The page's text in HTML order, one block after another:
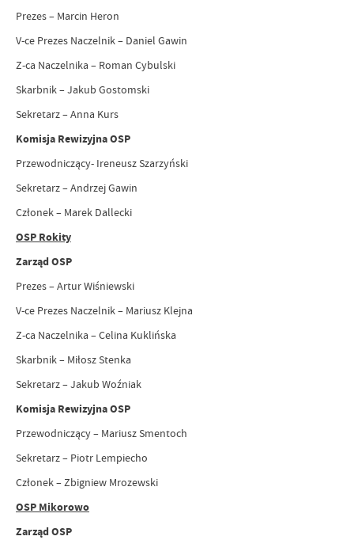
Prezes – Marcin Heron
V-ce Prezes Naczelnik – Daniel Gawin
Z-ca Naczelnika – Roman Cybulski
Skarbnik – Jakub Gostomski
Sekretarz – Anna Kurs
Komisja Rewizyjna OSP
Przewodniczący- Ireneusz Szarzyński
Sekretarz – Andrzej Gawin
Członek – Marek Dallecki
OSP Rokity
Zarząd OSP
Prezes – Artur Wiśniewski
V-ce Prezes Naczelnik – Mariusz Klejna
Z-ca Naczelnika – Celina Kuklińska
Skarbnik – Miłosz Stenka
Sekretarz – Jakub Woźniak
Komisja Rewizyjna OSP
Przewodniczący – Mariusz Smentoch
Sekretarz – Piotr Lempiecho
Członek – Zbigniew Mrozewski
OSP Mikorowo
Zarząd OSP